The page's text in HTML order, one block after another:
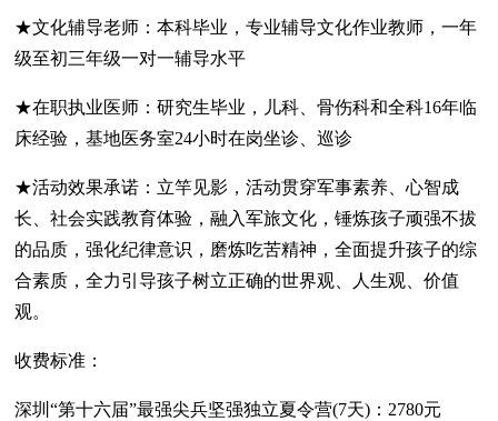
★文化辅导老师：本科毕业，专业辅导文化作业教师，一年
级至初三年级一对一辅导水平
★在职执业医师：研究生毕业，儿科、骨伤科和全科16年临
床经验，基地医务室24小时在岗坐诊、巡诊
★活动效果承诺：立竿见影，活动贯穿军事素养、心智成
长、社会实践教育体验，融入军旅文化，锤炼孩子顽强不拔
的品质，强化纪律意识，磨炼吃苦精神，全面提升孩子的综
合素质，全力引导孩子树立正确的世界观、人生观、价值
观。
收费标准：
深圳“第十六届”最强尖兵坚强独立夏令营(7天)：2780元